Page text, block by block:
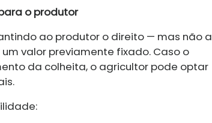
o produtor
ao produtor o direito — mas não a
valor previamente fixado. Caso o
da colheita, o agricultor pode optar